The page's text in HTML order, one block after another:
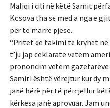
Maliqi i cili në këtë Samit
Kosova tha se media nga e
për të marrë pjesë.
“Pritet që takimi të kryhet në
t’ju jap deklaratë vetëm
prononcim vetëm gazetarëve
Samiti është vërejtur kur dy
janë bërë për të përcjellur
kërkesa janë aprovuar. Jam